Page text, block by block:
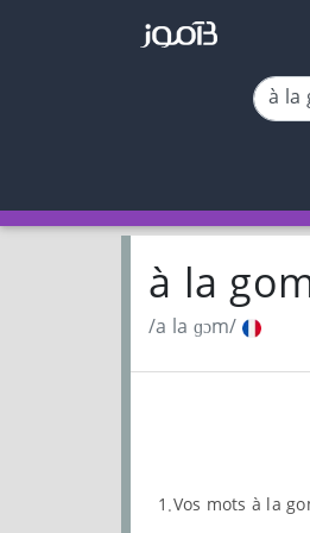
à la
/a la ɡɔm/
1.Vos mots à la